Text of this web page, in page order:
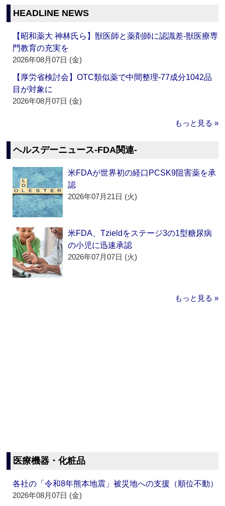
HEADLINE NEWS
【昭和薬大 神林氏ら】獣医師と薬剤師に認識差‐獣医療専
門教育の充実を
2026年08月07日 (金)
【厚労省検討会】OTC類似薬で中間整理‐77成分1042品
目が対象に
2026年08月07日 (金)
もっと見る »
ヘルスデーニュース‐FDA関連‐
米FDAが世界初の経口PCSK9阻害薬を承
認
2026年07月21日 (火)
米FDA、Tzieldをステージ3の1型糖尿病
の小児に迅速承認
2026年07月07日 (火)
もっと見る »
医療機器・化粧品
各社の「令和8年熊本地震」被災地への支援（順位不動）
2026年08月07日 (金)